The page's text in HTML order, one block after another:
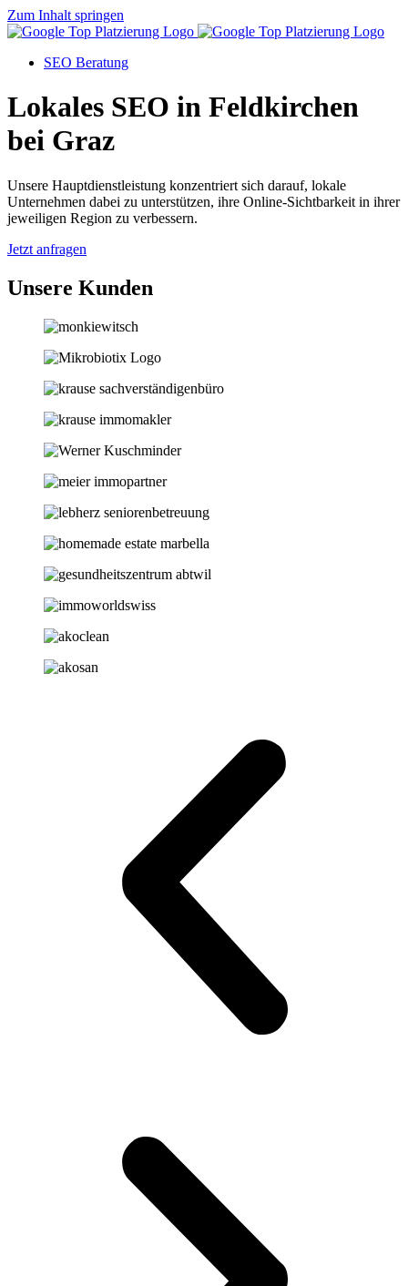
Zum Inhalt springen
SEO Beratung
Lokales SEO in Feldkirchen
bei Graz
Unsere Hauptdienstleistung konzentriert sich darauf, lokale
Unternehmen dabei zu unterstützen, ihre Online-Sichtbarkeit in ihrer
jeweiligen Region zu verbessern.
Jetzt anfragen
Unsere Kunden